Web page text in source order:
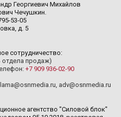
Георгиевич Михайлов
Чечушкин.
53-05
д. 5
сотрудничество:
отдела продаж)
+7 909 936-02-90
, adv@osnmedia.ru
агентство "Силовой блок"